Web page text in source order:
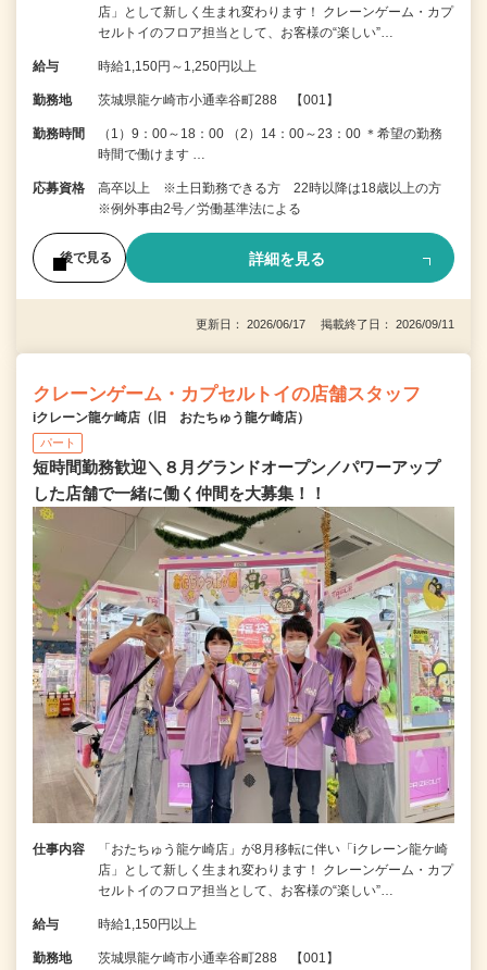
店」として新しく生まれ変わります！ クレーンゲーム・カプ
セルトイのフロア担当として、お客様の“楽しい”…
給与 時給1,150円～1,250円以上
勤務地 茨城県龍ケ崎市小通幸谷町288 【001】
勤務時間
（1）9：00～18：00 （2）14：00～23：00 ＊希望の勤務
時間で働けます …
応募資格
高卒以上 ※土日勤務できる方 22時以降は18歳以上の方
※例外事由2号／労働基準法による
後で見る 詳細を見る
更新日： 2026/06/17 掲載終了日： 2026/09/11
クレーンゲーム・カプセルトイの店舗スタッフ
iクレーン龍ケ崎店（旧 おたちゅう龍ケ崎店）
パート
短時間勤務歓迎＼８月グランドオープン／パワーアップ
した店舗で一緒に働く仲間を大募集！！
仕事内容
「おたちゅう龍ケ崎店」が8月移転に伴い「iクレーン龍ケ崎
店」として新しく生まれ変わります！ クレーンゲーム・カプ
セルトイのフロア担当として、お客様の“楽しい”…
給与 時給1,150円以上
勤務地 茨城県龍ケ崎市小通幸谷町288 【001】